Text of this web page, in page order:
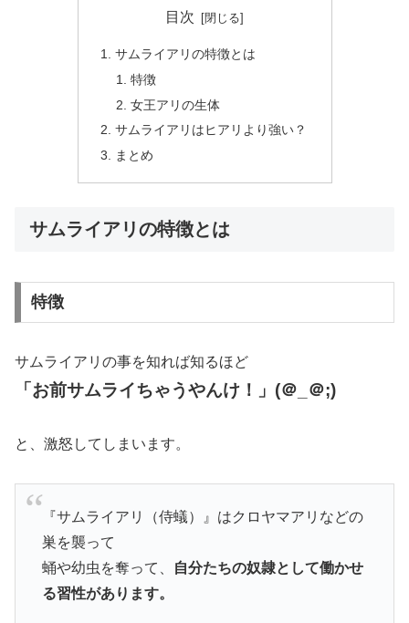
目次
サムライアリの特徴とは
特徴
女王アリの生体
サムライアリはヒアリより強い？
まとめ
サムライアリの特徴とは
特徴
サムライアリの事を知れば知るほど
「お前サムライちゃうやんけ！」(＠_＠;)
と、激怒してしまいます。
『サムライアリ（侍蟻）』はクロヤマアリなどの
巣を襲って
蛹や幼虫を奪って、
自分たちの奴隷として働かせ
る習性があります。